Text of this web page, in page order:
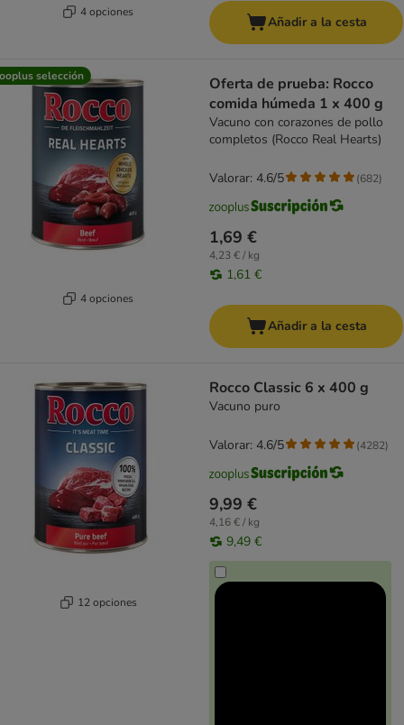
4 opciones
Añadir a la cesta
selección
4 opciones
Oferta de prueba: Rocco
comida húmeda 1 x 400 g
Vacuno con corazones de pollo
completos (Rocco Real Hearts)
1,69 €
4,23 € / kg
1,61 €
Valorar: 4.6/5 (682)
Añadir a la cesta
12 opciones
Rocco Classic 6 x 400 g
Vacuno puro
9,99 €
4,16 € / kg
9,49 €
Valorar: 4.6/5 (4282)